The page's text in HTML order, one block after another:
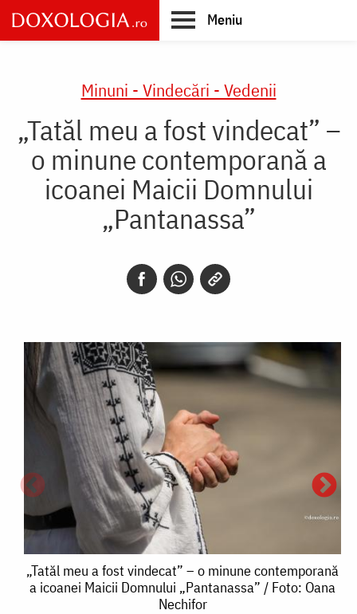
Skip
to
main
Meniu
Minuni - Vindecări - Vedenii
„Tatăl meu a fost vindecat” –
o minune contemporană a
icoanei Maicii Domnului
„Pantanassa”
„Tatăl
meu
„Tatăl meu a fost vindecat” – o minune contemporană
a icoanei Maicii Domnului „Pantanassa” / Foto: Oana
Nechifor